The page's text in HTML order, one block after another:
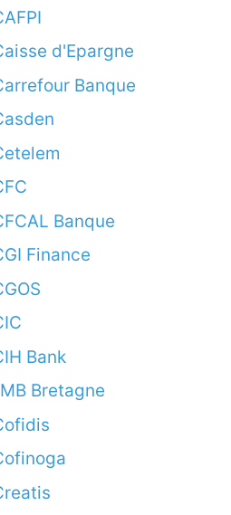
d'Epargne
Banque
Banque
Finance
Bank
Bretagne